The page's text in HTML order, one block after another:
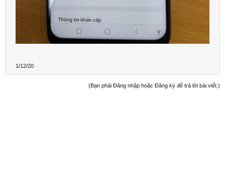
1/12/20
(Bạn phải Đăng nhập hoặc Đăng ký để trả lời bài viết.)